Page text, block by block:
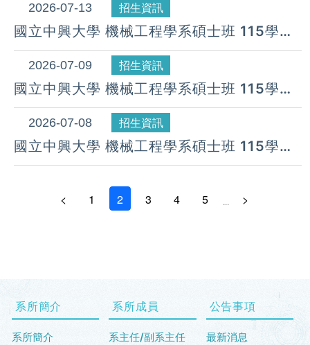
2026-07-13 招生資訊
國立中興大學 機械工程學系碩士班 115學年
度 第9梯次遞補公告( 07月 13日)
2026-07-09 招生資訊
國立中興大學 機械工程學系碩士班 115學年
度 第8梯次遞補公告( 07月 09日)
2026-07-08 招生資訊
國立中興大學 機械工程學系碩士班 115學年
度 第7梯次遞補公告( 07月 08日)
< 1 2 3 4 5 ... >
系所簡介
系所簡介
系所成員
系主任/副系主任
公告事項
最新消息